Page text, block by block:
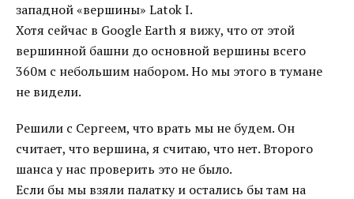
западной «вершины» Latok I.
Хотя сейчас в Google Earth я вижу, что от этой
вершинной башни до основной вершины всего
360м с небольшим набором. Но мы этого в тумане
не видели.
Решили с Сергеем, что врать мы не будем. Он
считает, что вершина, я считаю, что нет. Второго
шанса у нас проверить это не было.
Если бы мы взяли палатку и остались бы там на